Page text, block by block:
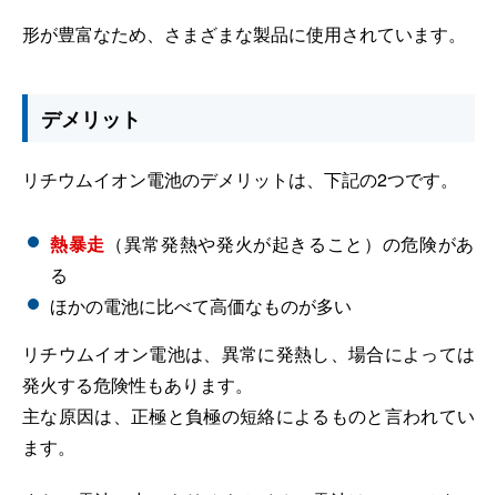
形が豊富なため、さまざまな製品に使用されています。
デメリット
リチウムイオン電池のデメリットは、下記の2つです。
熱暴走 （異常発熱や発火が起きること）の危険があ
る
ほかの電池に比べて高価なものが多い
リチウムイオン電池は、異常に発熱し、場合によっては
発火する危険性もあります。
主な原因は、正極と負極の短絡によるものと言われてい
ます。